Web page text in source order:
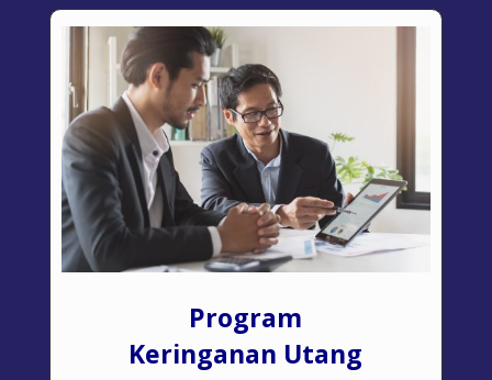
Program
Keringanan Utang